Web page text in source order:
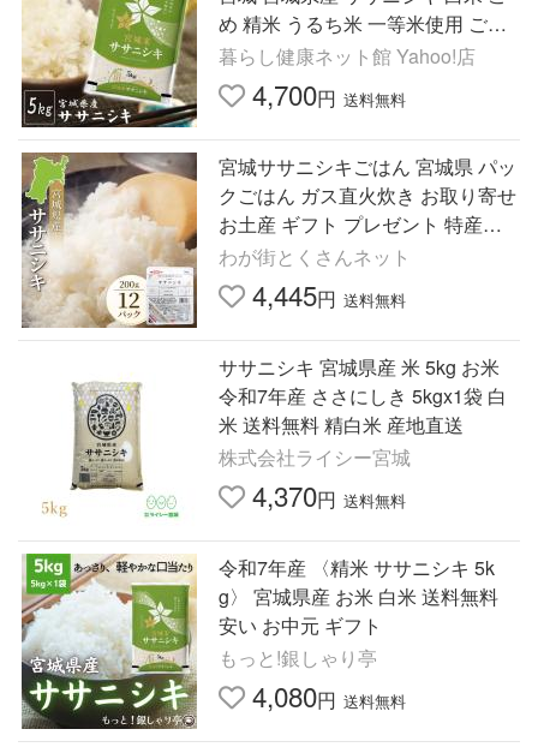
め 精米 うるち米 一等米使用 ご飯
ごはん 5キロ 一人暮らし * (TD)
暮らし健康ネット館 Yahoo!店
4,700円 送料無料
宮城ササニシキごはん 宮城県 パッ
クごはん ガス直火炊き お取り寄せ
お土産 ギフト プレゼント 特産品
おすすめ お中元
わが街とくさんネット
4,445円 送料無料
ササニシキ 宮城県産 米 5kg お米
令和7年産 ささにしき 5kgx1袋 白
米 送料無料 精白米 産地直送
株式会社ライシー宮城
4,370円 送料無料
令和7年産 〈精米 ササニシキ 5k
g〉 宮城県産 お米 白米 送料無料
安い お中元 ギフト
もっと!銀しゃり亭
4,080円 送料無料